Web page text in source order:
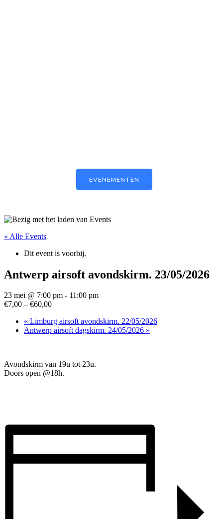
EVENEMENTEN
« Alle Events
Dit event is voorbij.
Antwerp airsoft avondskirm. 23/05/2026
23 mei @ 7:00 pm - 11:00 pm
€7,00 – €60,00
« Limburg airsoft avondskirm. 22/05/2026
Antwerp airsoft dagskirm. 24/05/2026 »
Avondskirm van 19u tot 23u.
Doors open @18h.